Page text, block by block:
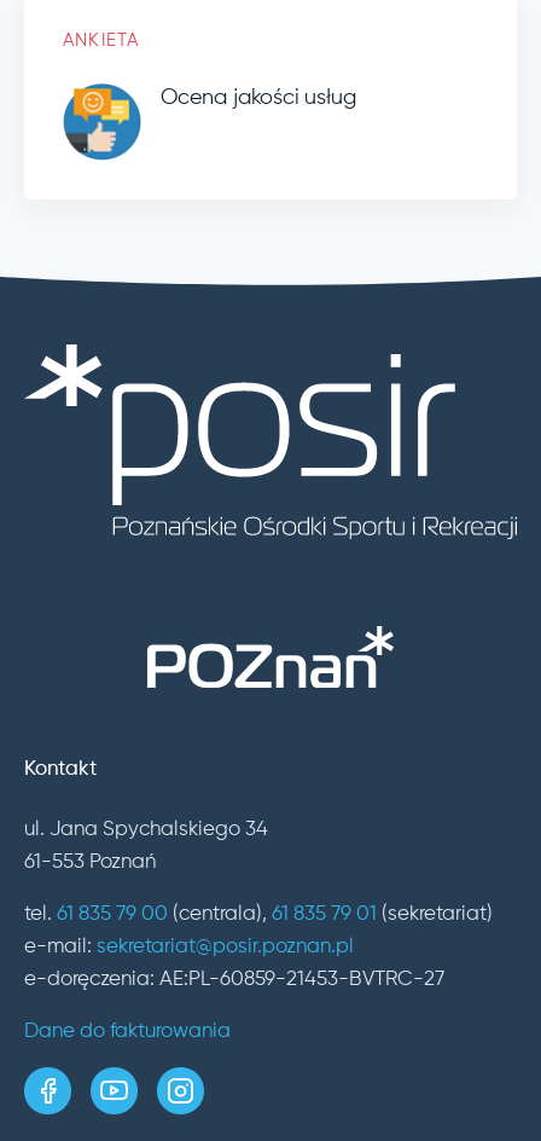
ANKIETA
Ocena jakości usług
Kontakt
ul. Jana Spychalskiego 34
61-553 Poznań
tel. 61 835 79 00 (centrala), 61 835 79 01 (sekretariat)
e-mail: sekretariat@posir.poznan.pl
e-doręczenia: AE:PL-60859-21453-BVTRC-27
Dane do fakturowania
strona w serwisie Facebook
kanał w serwisie YouTube
profil w serwisie Instagram